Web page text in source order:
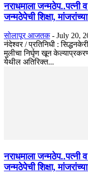
नराधमाला
जन्मठेपेची शिक्षा,
सोलापूर आजतक - July 20,
नंदेश्वर / प्रतिनिधी :
मुलीचा निर्घृण खून
येथील अतिरिक्त...
नराधमाला
जन्मठेपेची शिक्षा,